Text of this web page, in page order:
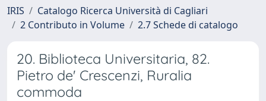
IRIS
Catalogo Ricerca Università di Cagliari
2 Contributo in Volume
2.7 Schede di catalogo
20. Biblioteca Universitaria, 82.
Pietro de' Crescenzi, Ruralia
commoda